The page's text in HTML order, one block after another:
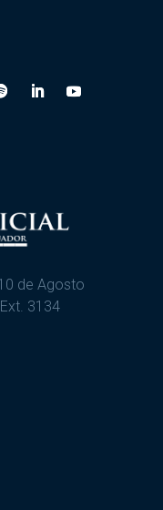
de Agosto
3134